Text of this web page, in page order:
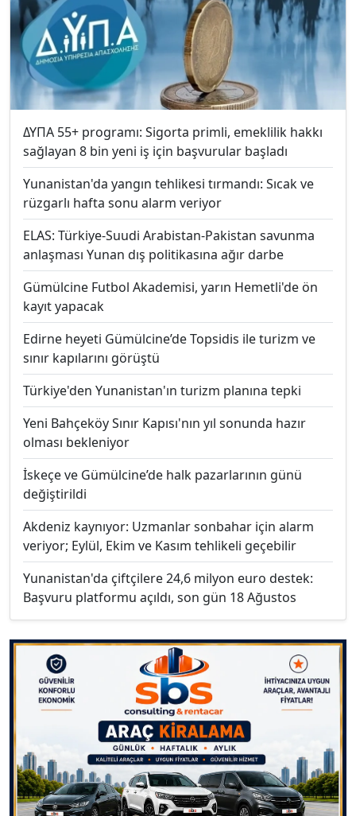
ΔΥΠΑ 55+ programı: Sigorta primli, emeklilik hakkı
sağlayan 8 bin yeni iş için başvurular başladı
Yunanistan'da yangın tehlikesi tırmandı: Sıcak ve
rüzgarlı hafta sonu alarm veriyor
ELAS: Türkiye-Suudi Arabistan-Pakistan savunma
anlaşması Yunan dış politikasına ağır darbe
Gümülcine Futbol Akademisi, yarın Hemetli'de ön
kayıt yapacak
Edirne heyeti Gümülcine’de Topsidis ile turizm ve
sınır kapılarını görüştü
Türkiye'den Yunanistan'ın turizm planına tepki
Yeni Bahçeköy Sınır Kapısı'nın yıl sonunda hazır
olması bekleniyor
İskeçe ve Gümülcine’de halk pazarlarının günü
değiştirildi
Akdeniz kaynıyor: Uzmanlar sonbahar için alarm
veriyor; Eylül, Ekim ve Kasım tehlikeli geçebilir
Yunanistan'da çiftçilere 24,6 milyon euro destek:
Başvuru platformu açıldı, son gün 18 Ağustos